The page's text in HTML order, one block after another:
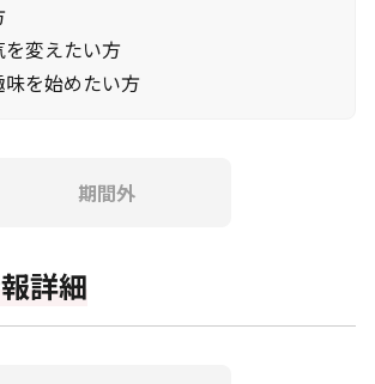
変えたい方
を始めたい方
期間外
詳細